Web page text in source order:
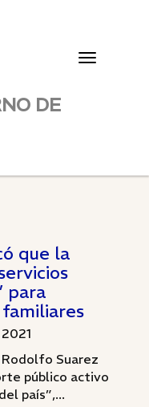
Toggle
DE
que la
para
Suarez
público activo
país”,...